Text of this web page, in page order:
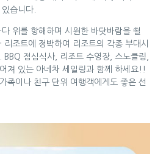
습니다.
위를 항해하며 시원한 바닷바람을 쐴
조트에 정박하여 리조트의 각종 부대시
점심식사, 리조트 수영장, 스노클링,
져 있는 아네차 세일링과 함께 하세요!!
족이나 친구 단위 여행객에게도 좋은 선